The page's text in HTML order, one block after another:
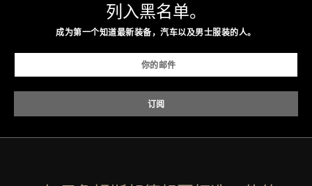
列入黑名单。
成为第一个知道最新装备，汽车以及男士服装的人。